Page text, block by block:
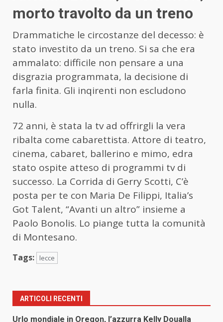
morto travolto da un treno
Drammatiche le circostanze del decesso: è
stato investito da un treno. Si sa che era
ammalato: difficile non pensare a una
disgrazia programmata, la decisione di
farla finita. Gli inqirenti non escludono
nulla.
72 anni, è stata la tv ad offrirgli la vera
ribalta come cabarettista. Attore di teatro,
cinema, cabaret, ballerino e mimo, edra
stato ospite atteso di programmi tv di
successo. La Corrida di Gerry Scotti, C’è
posta per te con Maria De Filippi, Italia’s
Got Talent, “Avanti un altro” insieme a
Paolo Bonolis. Lo piange tutta la comunità
di Montesano.
Tags: lecce
ARTICOLI RECENTI
Urlo mondiale in Oregon, l’azzurra Kelly Doualla